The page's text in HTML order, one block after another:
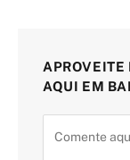
APROVEITE
AQUI EM